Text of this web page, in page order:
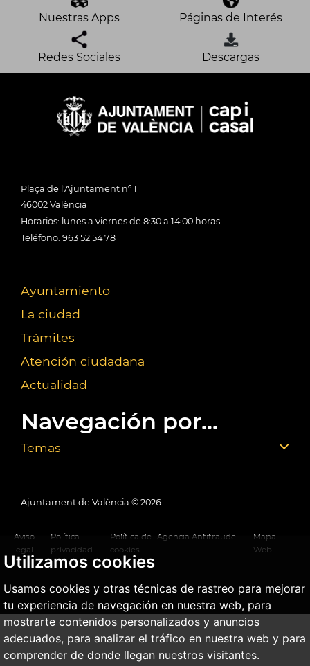
Utilizamos cookies
Usamos cookies y otras técnicas de rastreo para mejorar
tu experiencia de navegación en nuestra web, para
mostrarte contenidos personalizados y anuncios
adecuados, para analizar el tráfico en nuestra web y para
comprender de donde llegan nuestros visitantes.
Nuestras Apps Páginas de Interés
Redes Sociales Descargas
Plaça de l'Ajuntament nº 1
46002 València
Horarios: lunes a viernes de 8:30 a 14:00 horas
Teléfono: 963 52 54 78
Ayuntamiento
La ciudad
Trámites
Atención ciudadana
Actualidad
Navegación por...
Temas
Ajuntament de València © 2026
Aviso
legal
Política
privacidad
Política de
cookies
Agencia Antifraude
Mapa
Web